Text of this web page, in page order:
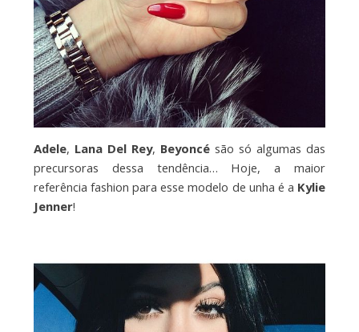
Adele, Lana Del Rey, Beyoncé são só algumas das
precursoras dessa tendência… Hoje, a maior
referência fashion para esse modelo de unha é a Kylie
Jenner!